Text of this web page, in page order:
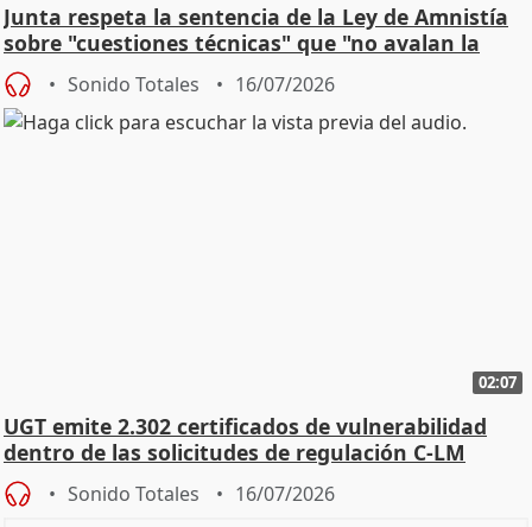
Junta respeta la sentencia de la Ley de Amnistía
sobre "cuestiones técnicas" que "no avalan la
const
Sonido Totales 16/07/2026
02:07
UGT emite 2.302 certificados de vulnerabilidad
dentro de las solicitudes de regulación C-LM
Sonido Totales 16/07/2026